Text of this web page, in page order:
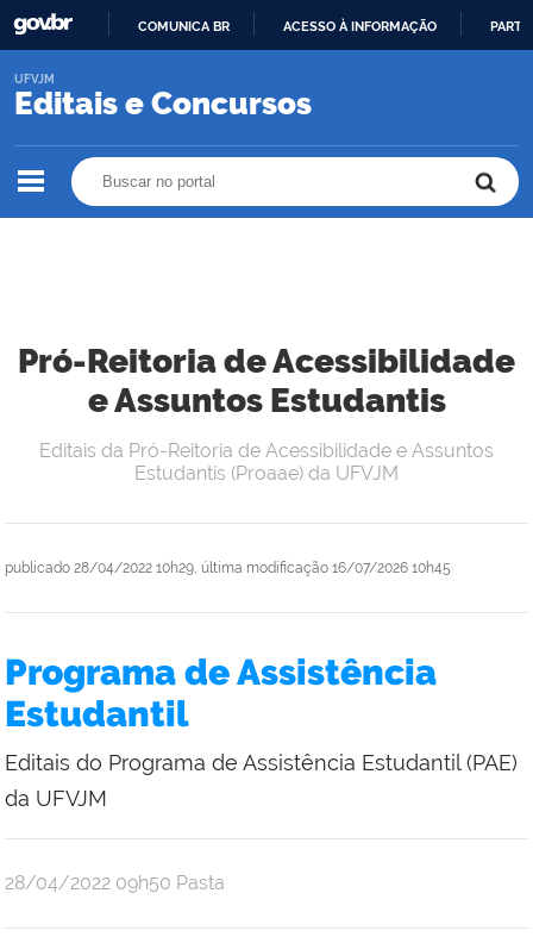
O
COMUNICA BR ACESSO À INFORMAÇÃO
Editais e Concursos
UFVJM
Pró-Reitoria de Acessibilidade
e Assuntos Estudantis
publicado 28/04/2022 10h29, última modificação 16/07/2026 10h45
Editais da Pró-Reitoria de Acessibilidade e Assuntos
Estudantis (Proaae) da UFVJM
Programa de Assistência
Estudantil
Editais do Programa de Assistência Estudantil (PAE)
da UFVJM
publicado
28/04/2022 09h50 Pasta